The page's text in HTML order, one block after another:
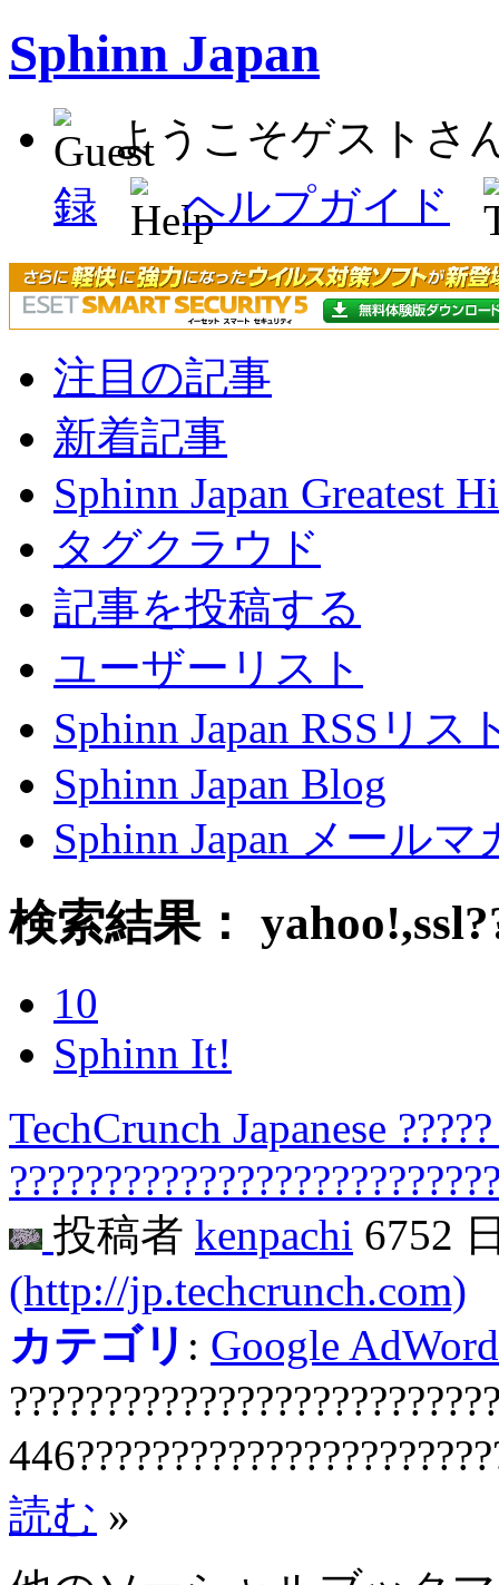
Sphinn Japan
ようこそゲスト
録
ヘルプガイド
注目の記事
新着記事
Sphinn Japan Greatest
タグクラウド
記事を投稿する
ユーザーリスト
Sphinn Japan RSSリス
Sphinn Japan Blog
Sphinn Japan メールマ
検索結果：
10
Sphinn It!
TechCrunch Japanese
投稿者 kenpachi 6752
(http://jp.techcrunch.com)
カテゴリ : Google
読む »